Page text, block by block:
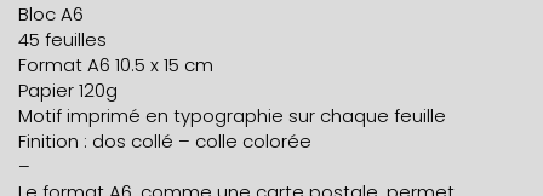
Bloc A6
45 feuilles
Format A6 10.5 x 15 cm
Papier 120g
Motif imprimé en typographie sur chaque feuille
Finition : dos collé – colle colorée
–